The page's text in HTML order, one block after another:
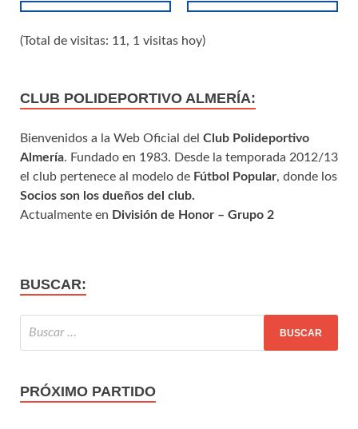
(Total de visitas: 11, 1 visitas hoy)
CLUB POLIDEPORTIVO ALMERÍA:
Bienvenidos a la Web Oficial del Club Polideportivo
Almería. Fundado en 1983. Desde la temporada 2012/13
el club pertenece al modelo de Fútbol Popular, donde los
Socios son los dueños del club.
Actualmente en División de Honor – Grupo 2
BUSCAR:
PRÓXIMO PARTIDO